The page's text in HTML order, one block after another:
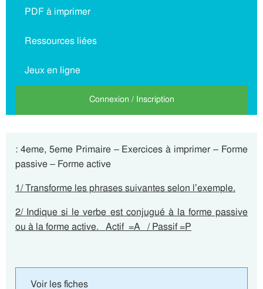
PDF à imprimer
Ressources liées
Jeux en ligne
Connexion / Inscription
: 4eme, 5eme Primaire – Exercices à imprimer – Forme
passive – Forme active
1/ Transforme les phrases suivantes selon l’exemple.
2/ Indique si le verbe est conjugué à la forme passive
ou à la forme active. Actif =A / Passif =P
Voir les fiches